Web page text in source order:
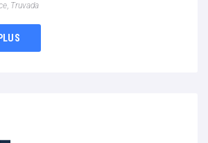
, Truvada